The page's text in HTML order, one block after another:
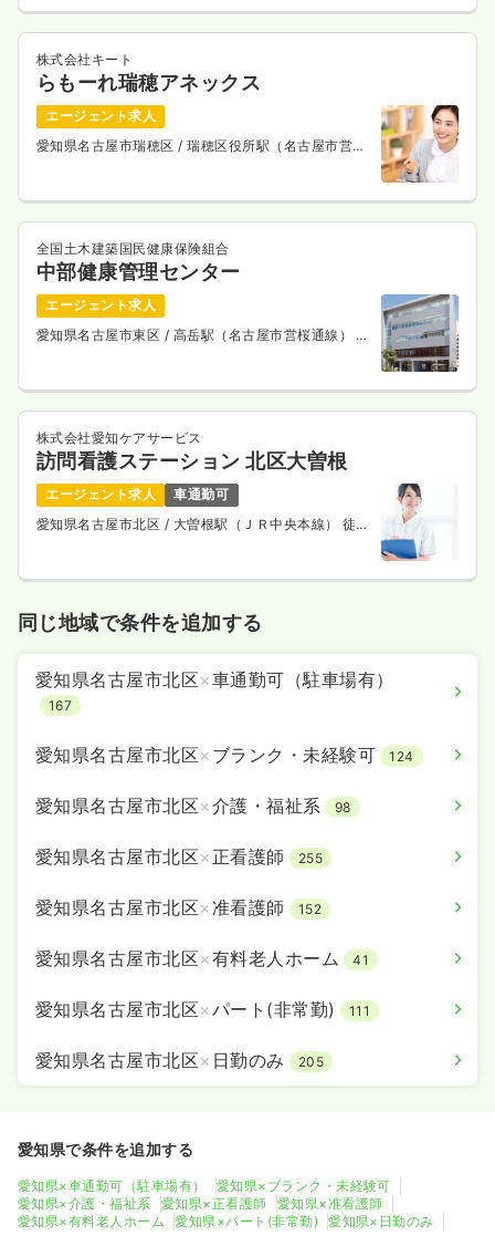
株式会社キート
らもーれ瑞穂アネックス
エージェント求人
愛知県名古屋市瑞穂区 / 瑞穂区役所駅（名古屋市営桜
全国土木建築国民健康保険組合
中部健康管理センター
エージェント求人
愛知県名古屋市東区 / 高岳駅（名古屋市営桜通線） 徒
株式会社愛知ケアサービス
訪問看護ステーション 北区大曽根
エージェント求人
車通勤可
愛知県名古屋市北区 / 大曽根駅（ＪＲ中央本線） 徒歩
同じ地域で条件を追加する
愛知県名古屋市北区×車通勤可（駐車場有）
167
愛知県名古屋市北区× ブランク・未経験可 124
愛知県名古屋市北区×介護・福祉系 98
愛知県名古屋市北区× 正看護師 255
愛知県名古屋市北区×准看護師 152
愛知県名古屋市北区×有料老人ホーム 41
愛知県名古屋市北区×パート(非常勤) 111
愛知県名古屋市北区× 日勤のみ 205
愛知県で条件を追加する
愛知県×車通勤可（駐車場有）
愛知県×ブランク・未経験可
愛知県×介護・福祉系
愛知県×正看護師
愛知県×准看護師
愛知県×有料老人ホーム
愛知県×パート(非常勤) 愛知県×日勤のみ